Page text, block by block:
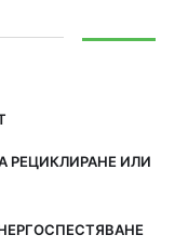
РЕЦИКЛИРАНЕ ИЛИ